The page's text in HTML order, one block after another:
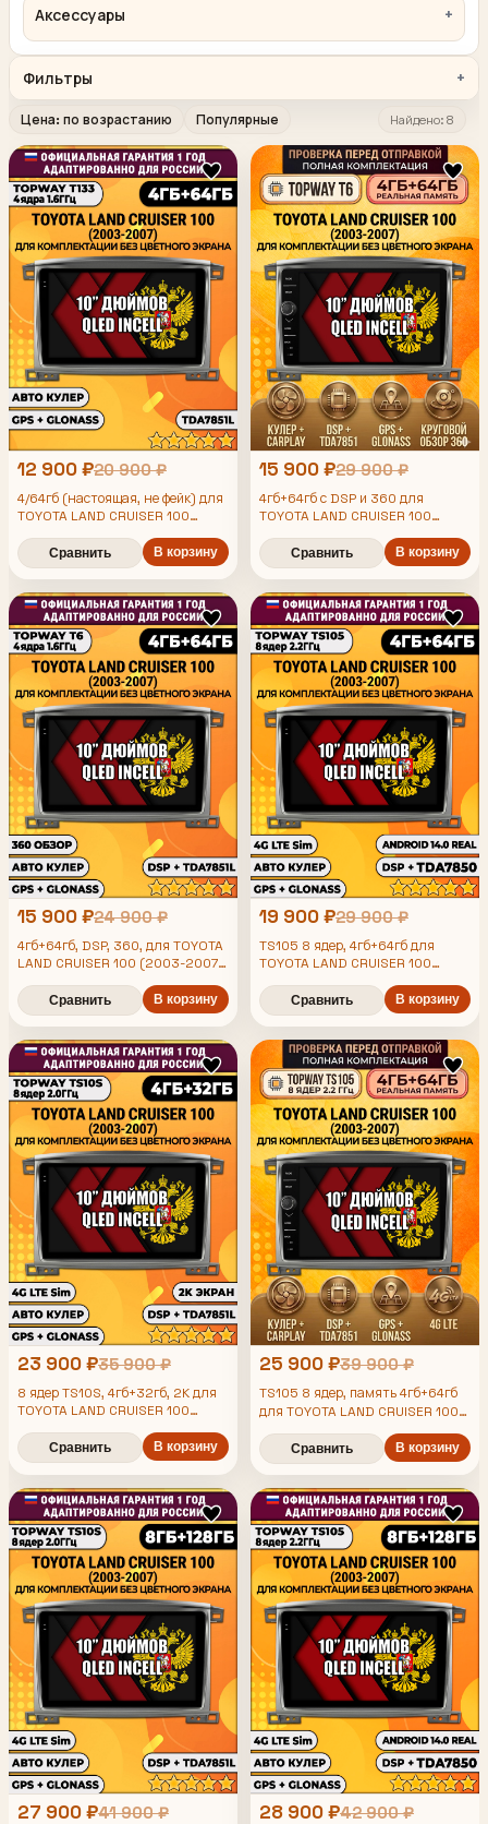
Аксессуары
Фильтры
Цена: по возрастанию Популярные Найдено: 8
12 900 ₽20 900 ₽
4/64гб (настоящая, не фейк) для
TOYOTA LAND CRUISER 100
магнитола с усилителем
TDA7851
Сравнить В корзину
15 900 ₽29 900 ₽
4гб+64гб с DSP и 360 для
TOYOTA LAND CRUISER 100
магнитола
Сравнить В корзину
15 900 ₽24 900 ₽
4гб+64гб, DSP, 360, для TOYOTA
LAND CRUISER 100 (2003-2007),
Android магнитола с
усилителем TDA7851 без слота
сим
Сравнить В корзину
19 900 ₽29 900 ₽
TS105 8 ядер, 4гб+64гб для
TOYOTA LAND CRUISER 100
магнитола
Сравнить В корзину
23 900 ₽35 900 ₽
8 ядер TS10S, 4гб+32гб, 2K для
TOYOTA LAND CRUISER 100
магнитола
Сравнить В корзину
25 900 ₽39 900 ₽
TS105 8 ядер, память 4гб+64гб
для TOYOTA LAND CRUISER 100
(2003-2007), Android андроид
магнитола DSP QLED 4G LTE
Carplay
Сравнить В корзину
27 900 ₽41 900 ₽ 28 900 ₽42 900 ₽